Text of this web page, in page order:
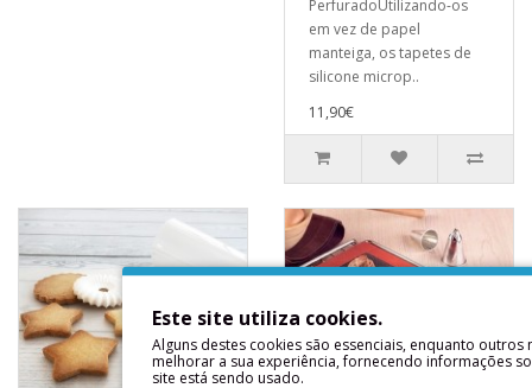
PerfuradoUtilizando-os
em vez de papel
manteiga, os tapetes de
silicone microp..
11,90€
Este site utiliza cookies.
Alguns destes cookies são essenciais, enquanto outros
melhorar a sua experiência, fornecendo informações
site está sendo usado.